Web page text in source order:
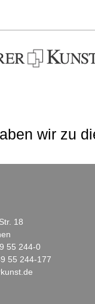
wir zu
18
55 244-0
55 244-177